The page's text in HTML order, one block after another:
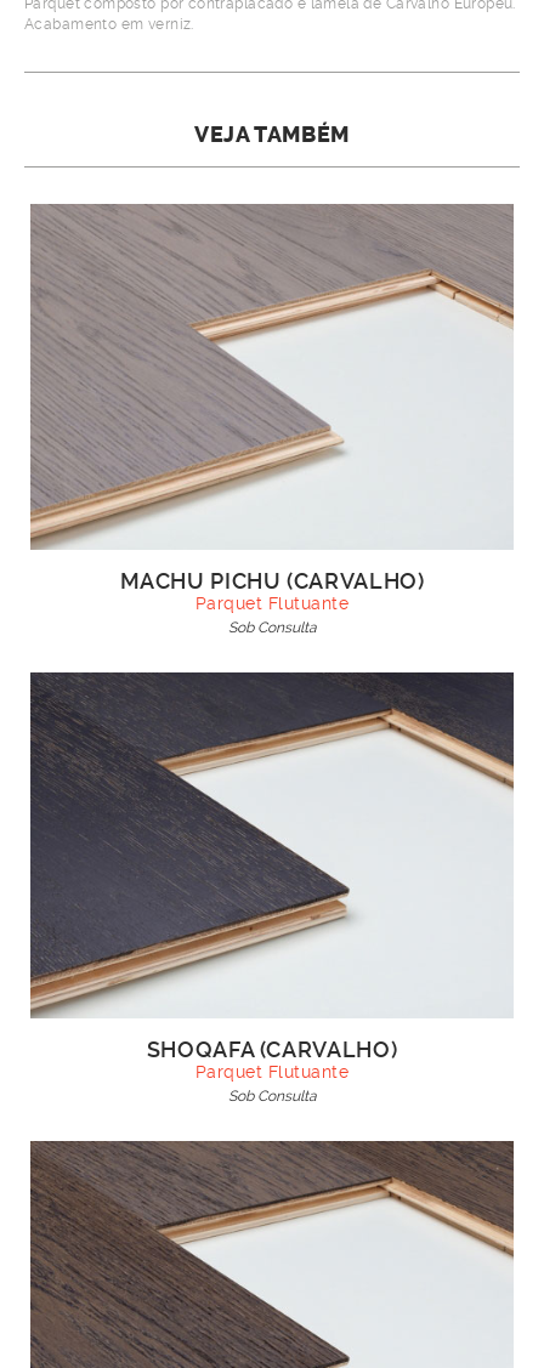
Parquet composto por contraplacado e lamela de Carvalho Europeu.
Acabamento em verniz.
VEJA TAMBÉM
MACHU PICHU (CARVALHO)
Parquet Flutuante
Sob Consulta
SHOQAFA (CARVALHO)
Parquet Flutuante
Sob Consulta